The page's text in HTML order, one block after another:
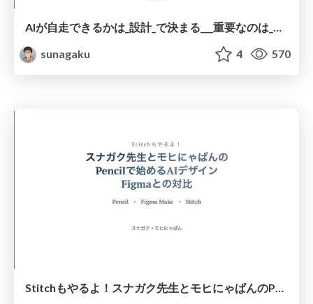
AIが自走できるかは_設計_で決まる___重要なのは_良いコードを残し_悪いコードを入れさせない_こと__.pdf
sunagaku
4 570
Stitchもやるよ！スナガク先生とモヒにゃぱんのPencilで始めるAIデザインFigmaとの対比